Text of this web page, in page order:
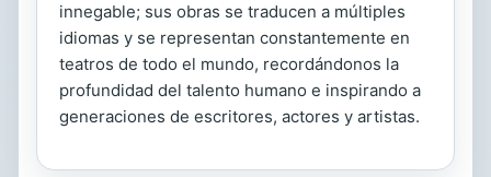
innegable; sus obras se traducen a múltiples
idiomas y se representan constantemente en
teatros de todo el mundo, recordándonos la
profundidad del talento humano e inspirando a
generaciones de escritores, actores y artistas.